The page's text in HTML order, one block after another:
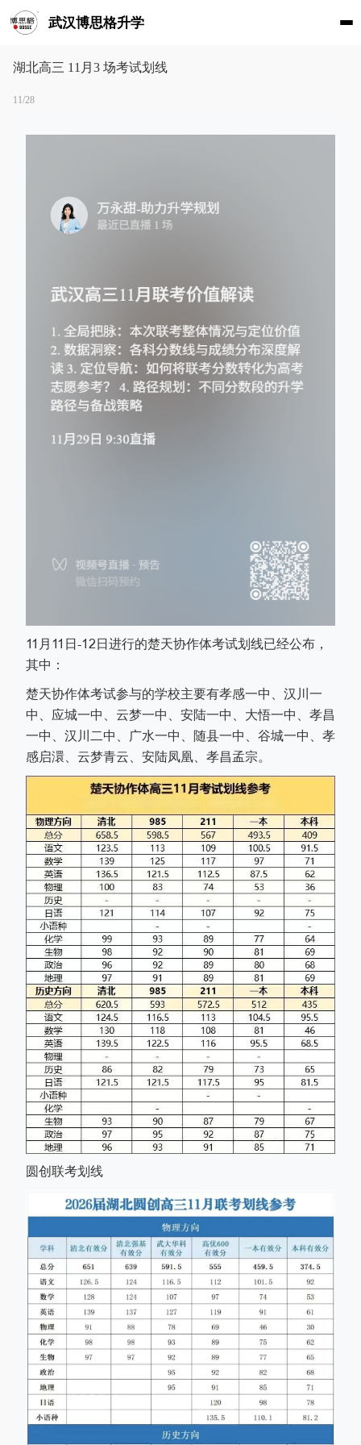
武汉博思格升学
湖北高三 11月3 场考试划线
11/28
11 月 11 日-12日进行的楚天协作体考试划线已经公布，
其中：
楚天协作体考试参与的学校主要有孝感一中、汉川一
中、应城一中、云梦一中、安陆一中、大悟一中、孝昌
一中、汉川二中、广水一中、随县一中、谷城一中、孝
感启澴、云梦青云、安陆凤凰、孝昌孟宗。
圆创联考划线